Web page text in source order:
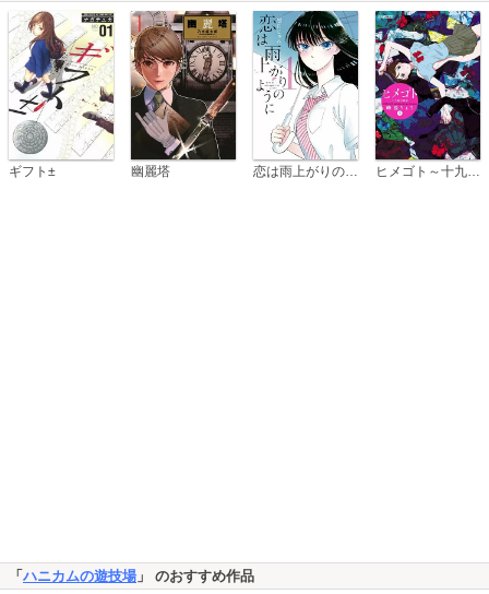
ギフト± 幽麗塔 恋は雨上がりのように ヒメゴト～十九歳の制服～
「 ハニカムの遊技場 」 のおすすめ作品